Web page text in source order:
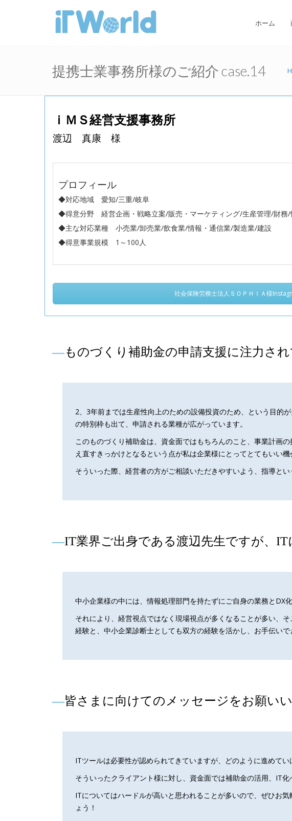
ホーム
提携士業事務所様のご紹介 case.14
ｉＭＳ経営支援事務所
渡辺 真康 様
プロフィール
◆対応地域 愛知/三重/岐阜
◆得意分野 経営企画・戦略立案/販売・マーケティング/生産管理/財務/
◆主な対応業種 小売業/卸売業/飲食業/情報・通信業/製造業/建設
◆得意事業規模 1～100人
社会保険労務士法人ＳＯＰＨＩＡ様
―ものづくり補助金の申請支援に注力さ
2、3年前までは生産性向上のための設備投資のため、という目的
の特別枠も出て、申請される業種が広がっています。
このものづくり補助金は、資金面ではもちろんのこと、事業計画
え直すきっかけとなるという点が私は企業様にとってとてもいい機
そういった際、経営者の方がご相談いただきやすいよう、指導と
―IT業界ご出身である渡辺先生ですが、
中小企業様の中には、情報処理部門を持たずにご自身の業務とDX
それにより、経営視点ではなく現場視点が多くなることが多い、
経験と、中小企業診断士としても双方の経験を活かし、お手伝いで
―皆さまに向けてのメッセージをお願いい
ITツールは必要性が認められてきていますが、どのように進めて
そういったクライアント様に対し、資金面では補助金の活用、IT
ITについてはハードルが高いと思われることが多いので、ぜひお
ょう！